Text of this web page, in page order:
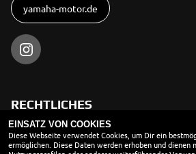
yamaha-motor.de
RECHTLICHES
AGB
EINSATZ VON COOKIES
Diese Webseite verwendet Cookies, um Dir ein
ermöglichen. Diese Daten werden erhoben und dienen